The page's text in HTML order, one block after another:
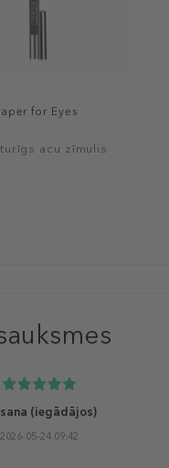
for Eyes
acu zīmulis
(iegādājos)
2026-05-24 09:42